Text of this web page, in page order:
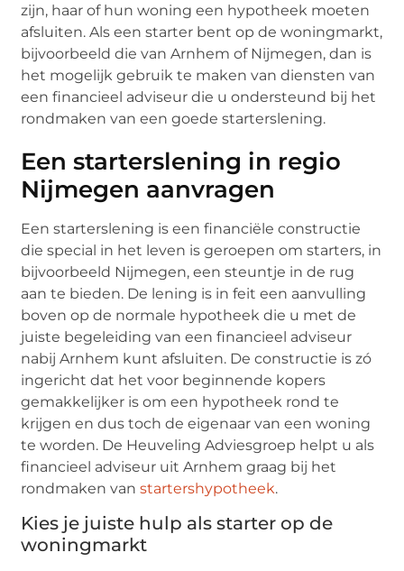
zijn, haar of hun woning een hypotheek moeten
afsluiten. Als een starter bent op de woningmarkt,
bijvoorbeeld die van Arnhem of Nijmegen, dan is
het mogelijk gebruik te maken van diensten van
een financieel adviseur die u ondersteund bij het
rondmaken van een goede starterslening.
Een starterslening in regio
Nijmegen aanvragen
Een starterslening is een financiële constructie
die special in het leven is geroepen om starters, in
bijvoorbeeld Nijmegen, een steuntje in de rug
aan te bieden. De lening is in feit een aanvulling
boven op de normale hypotheek die u met de
juiste begeleiding van een financieel adviseur
nabij Arnhem kunt afsluiten. De constructie is zó
ingericht dat het voor beginnende kopers
gemakkelijker is om een hypotheek rond te
krijgen en dus toch de eigenaar van een woning
te worden. De Heuveling Adviesgroep helpt u als
financieel adviseur uit Arnhem graag bij het
rondmaken vanstartershypotheek.
Kies je juiste hulp als starter op de
woningmarkt